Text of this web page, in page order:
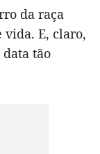
da raça
vida. E, claro,
tão